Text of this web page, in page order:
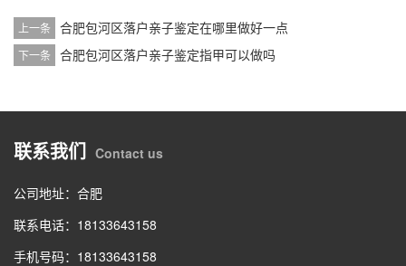
上一条 合肥包河区落户亲子鉴定在哪里做好一点
下一条 合肥包河区落户亲子鉴定指甲可以做吗
联系我们 Contact us
公司地址：合肥
联系电话：18133643158
手机号码：18133643158